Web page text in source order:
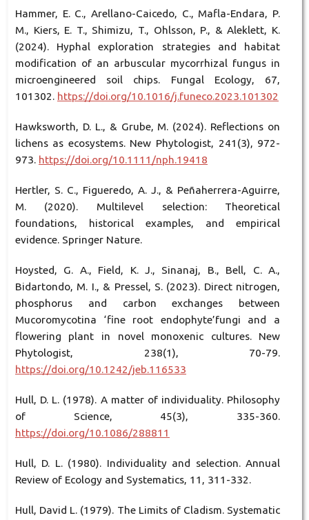
Hammer, E. C., Arellano-Caicedo, C., Mafla-Endara, P.
M., Kiers, E. T., Shimizu, T., Ohlsson, P., & Aleklett, K.
(2024). Hyphal exploration strategies and habitat
modification of an arbuscular mycorrhizal fungus in
microengineered soil chips. Fungal Ecology, 67,
101302. https://doi.org/10.1016/j.funeco.2023.101302
Hawksworth, D. L., & Grube, M. (2024). Reflections on
lichens as ecosystems. New Phytologist, 241(3), 972-
973. https://doi.org/10.1111/nph.19418
Hertler, S. C., Figueredo, A. J., & Peñaherrera-Aguirre,
M. (2020). Multilevel selection: Theoretical
foundations, historical examples, and empirical
evidence. Springer Nature.
Hoysted, G. A., Field, K. J., Sinanaj, B., Bell, C. A.,
Bidartondo, M. I., & Pressel, S. (2023). Direct nitrogen,
phosphorus and carbon exchanges between
Mucoromycotina ‘fine root endophyte’fungi and a
flowering plant in novel monoxenic cultures. New
Phytologist, 238(1), 70-79.
https://doi.org/10.1242/jeb.116533
Hull, D. L. (1978). A matter of individuality. Philosophy
of Science, 45(3), 335-360.
https://doi.org/10.1086/288811
Hull, D. L. (1980). Individuality and selection. Annual
Review of Ecology and Systematics, 11, 311-332.
Hull, David L. (1979). The Limits of Cladism. Systematic